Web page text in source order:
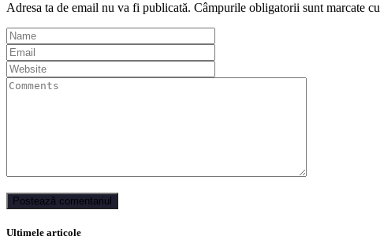
Adresa ta de email nu va fi publicată. Câmpurile obligatorii sunt marcate cu
Ultimele articole